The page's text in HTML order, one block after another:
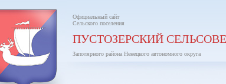
Официальный сайт
Сельского поселения
ПУСТОЗЕРСКИЙ
Заполярного района Ненецкого автономного округа